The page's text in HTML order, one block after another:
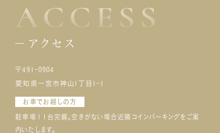
ACCESS
アクセス
〒491-0904
愛知県一宮市神山1丁目1-1
お車でお越しの方
駐車場１１台完備。空きがない場合近隣コインパーキングをご案
内いたします。